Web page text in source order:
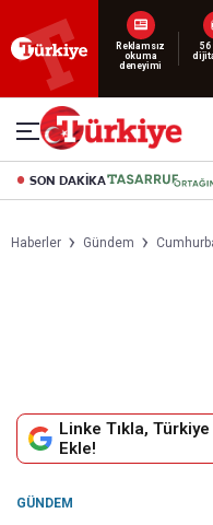
SON DAKİKA
Haberler Gündem
Linke Tıkla,
Ekle!
GÜNDEM